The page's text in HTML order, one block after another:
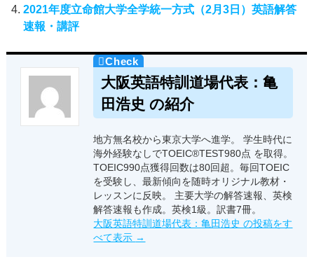
2021年度立命館大学全学統一方式（2月3日）英語解答
速報・講評
大阪英語特訓道場代表：亀
田浩史 の紹介
地方無名校から東京大学へ進学。 学生時代に
海外経験なしでTOEIC®TEST980点 を取得。
TOEIC990点獲得回数は80回超。毎回TOEIC
を受験し、最新傾向を随時オリジナル教材・
レッスンに反映。 主要大学の解答速報、英検
解答速報も作成。英検1級。訳書7冊。
大阪英語特訓道場代表：亀田浩史 の投稿をす
べて表示 →